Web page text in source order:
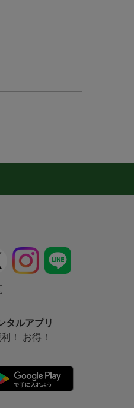
タルアプリ
！ お得！